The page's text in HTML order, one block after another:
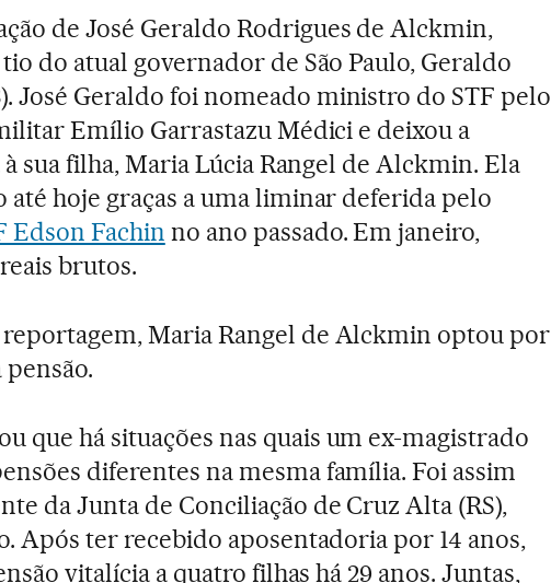
de José Geraldo Rodrigues de Alckmin,
do atual governador de São Paulo, Geraldo
José Geraldo foi nomeado ministro do STF pelo
Emílio Garrastazu Médici e deixou a
sua filha, Maria Lúcia Rangel de Alckmin. Ela
até hoje graças a uma liminar deferida pelo
Edson Fachin no ano passado. Em janeiro,
brutos.
Maria Rangel de Alckmin optou por
que há situações nas quais um ex-magistrado
diferentes na mesma família. Foi assim
da Junta de Conciliação de Cruz Alta (RS),
Após ter recebido aposentadoria por 14 anos,
vitalícia a quatro filhas há 29 anos. Juntas,